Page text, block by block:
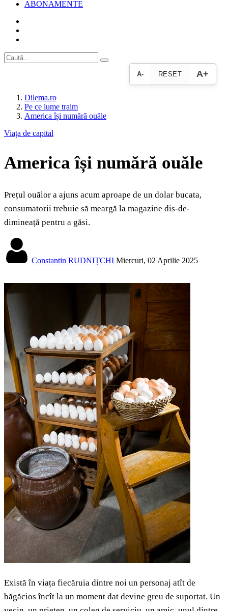
ABONAMENTE
A- RESET A+
Dilema.ro
Pe ce lume traim
America își numără ouăle
Viața de capital
America își numără ouăle
Prețul ouălor a ajuns acum aproape de un dolar bucata,
consumatorii trebuie să meargă la magazine dis-de-
dimineață pentru a găsi.
Constantin RUDNIȚCHI Miercuri, 02 Aprilie 2025
Există în viața fiecăruia dintre noi un personaj atît de
băgăcios încît la un moment dat devine greu de suportat. Un